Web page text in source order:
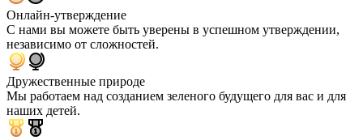
Онлайн-утверждение
С нами вы можете быть уверены в успешном утверждении,
независимо от сложностей.
Дружественные природе
Мы работаем над созданием зеленого будущего для вас и для
наших детей.